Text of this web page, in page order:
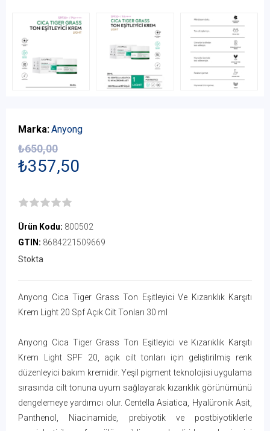
Marka:Anyong
₺357,50
₺650,00
Ürün Kodu: 800502
GTIN: 8684221509669
Stokta
Anyong Cica Tiger Grass Ton Eşitleyici Ve Kızarıklık Karşıtı
Krem Light 20 Spf Açık Cilt Tonları 30 ml
Anyong Cica Tiger Grass Ton Eşitleyici ve Kızarıklık Karşıtı
Krem Light SPF 20, açık cilt tonları için geliştirilmiş renk
düzenleyici bakım kremidir. Yeşil pigment teknolojisi uygulama
sırasında cilt tonuna uyum sağlayarak kızarıklık görünümünü
dengelemeye yardımcı olur. Centella Asiatica, Hyalüronik Asit,
Panthenol, Niacinamide, prebiyotik ve postbiyotiklerle